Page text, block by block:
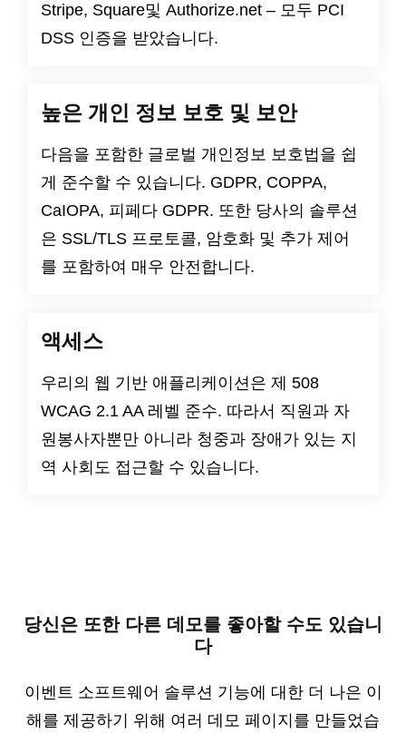
Stripe, Square및 Authorize.net – 모두 PCI
DSS 인증을 받았습니다.
높은 개인 정보 보호 및 보안
다음을 포함한 글로벌 개인정보 보호법을 쉽
게 준수할 수 있습니다. GDPR, COPPA,
CaIOPA, 피페다 GDPR. 또한 당사의 솔루션
은 SSL/TLS 프로토콜, 암호화 및 추가 제어
를 포함하여 매우 안전합니다.
액세스
우리의 웹 기반 애플리케이션은 제 508
WCAG 2.1 AA 레벨 준수. 따라서 직원과 자
원봉사자뿐만 아니라 청중과 장애가 있는 지
역 사회도 접근할 수 있습니다.
당신은 또한 다른 데모를 좋아할 수도 있습니
다
이벤트 소프트웨어 솔루션 기능에 대한 더 나은 이
해를 제공하기 위해 여러 데모 페이지를 만들었습